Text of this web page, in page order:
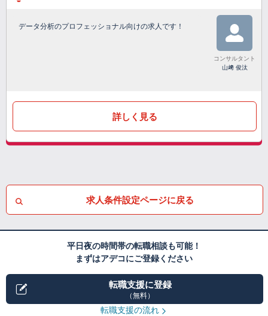
データ分析のプロフェッショナル向けの求人です！
コンサルタント
山﨑 俊汰
詳しく見る
求人条件設定ページに戻る
平日夜の時間帯の転職相談も可能！
まずはアデコにご登録ください
転職支援に登録
（無料）
転職支援の流れ